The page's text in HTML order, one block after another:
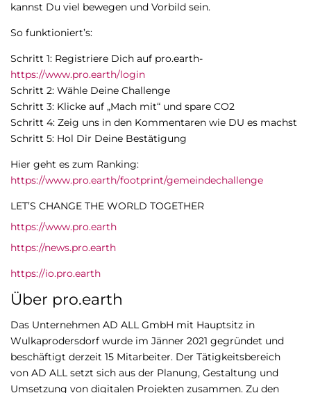
kannst Du viel bewegen und Vorbild sein.
So funktioniert’s:
Schritt 1: Registriere Dich auf pro.earth-
https://www.pro.earth/login
Schritt 2: Wähle Deine Challenge
Schritt 3: Klicke auf „Mach mit“ und spare CO2
Schritt 4: Zeig uns in den Kommentaren wie DU es machst
Schritt 5: Hol Dir Deine Bestätigung
Hier geht es zum Ranking:
https://www.pro.earth/footprint/gemeindechallenge
LET’S CHANGE THE WORLD TOGETHER
https://www.pro.earth
https://news.pro.earth
https://io.pro.earth
Über pro.earth
Das Unternehmen AD ALL GmbH mit Hauptsitz in
Wulkaprodersdorf wurde im Jänner 2021 gegründet und
beschäftigt derzeit 15 Mitarbeiter. Der Tätigkeitsbereich
von AD ALL setzt sich aus der Planung, Gestaltung und
Umsetzung von digitalen Projekten zusammen. Zu den